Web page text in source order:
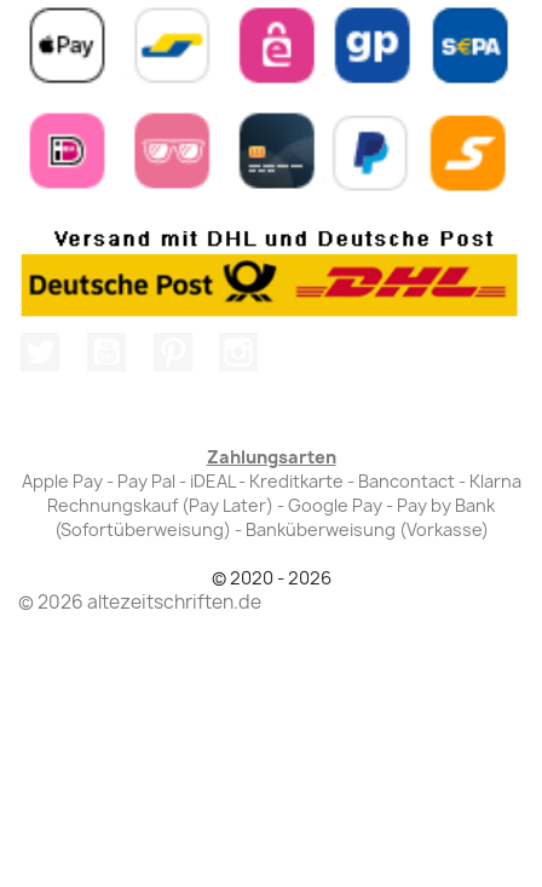
Zahlungsarten
Apple Pay - Pay Pal - iDEAL - Kreditkarte - Bancontact - Klarna
Rechnungskauf (Pay Later) - Google Pay - Pay by Bank
(Sofortüberweisung) - Banküberweisung (Vorkasse)
© 2020 - 2026
© 2026 altezeitschriften.de